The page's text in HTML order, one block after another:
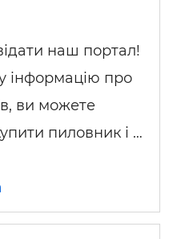
наш портал!
інформацію про
ви можете
пиловник і …